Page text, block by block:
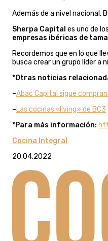
Además de a nivel nacional,
Sherpa Capital es uno de
empresas ibéricas de
Recordemos que en lo que
busca crear un grupo líder a
*Otras noticias
–Abac Capital sigue
–Las cocinas «living» de BC3
*Para más información:
Cocina Integral
20.04.2022